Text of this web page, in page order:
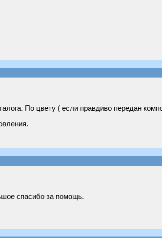
По цвету ( если правдиво передан
спасибо за помощь.